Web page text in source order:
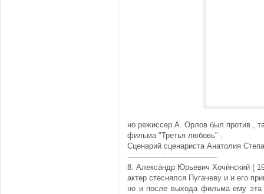
но режиссер А. Орлов был против ,
фильма "Третья любовь" .
Сценарий сценариста Анатолия
--------------------------------------
8. Алекса́ндр Ю́рьевич Хочи́нский (
актер стеснялся Пугачеву и и его
но и после выхода фильма ему эта